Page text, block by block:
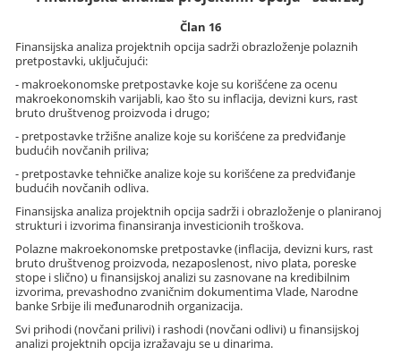
Član 16
Finansijska analiza projektnih opcija sadrži obrazloženje polaznih
pretpostavki, uključujući:
- makroekonomske pretpostavke koje su korišćene za ocenu
makroekonomskih varijabli, kao što su inflacija, devizni kurs, rast
bruto društvenog proizvoda i drugo;
- pretpostavke tržišne analize koje su korišćene za predviđanje
budućih novčanih priliva;
- pretpostavke tehničke analize koje su korišćene za predviđanje
budućih novčanih odliva.
Finansijska analiza projektnih opcija sadrži i obrazloženje o planiranoj
strukturi i izvorima finansiranja investicionih troškova.
Polazne makroekonomske pretpostavke (inflacija, devizni kurs, rast
bruto društvenog proizvoda, nezaposlenost, nivo plata, poreske
stope i slično) u finansijskoj analizi su zasnovane na kredibilnim
izvorima, prevashodno zvaničnim dokumentima Vlade, Narodne
banke Srbije ili međunarodnih organizacija.
Svi prihodi (novčani prilivi) i rashodi (novčani odlivi) u finansijskoj
analizi projektnih opcija izražavaju se u dinarima.